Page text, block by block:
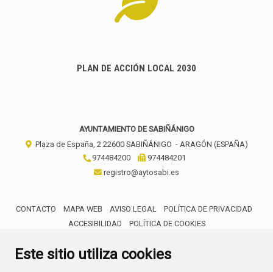
Este sitio utiliza cookies
PLAN DE ACCIÓN LOCAL 2030
AYUNTAMIENTO DE SABIÑÁNIGO
Plaza de España, 2 22600 SABIÑÁNIGO - ARAGÓN (ESPAÑA)
974484200
974484201
registro@aytosabi.es
CONTACTO MAPA WEB AVISO LEGAL
POLÍTICA DE PRIVACIDAD
ACCESIBILIDAD
POLÍTICA DE COOKIES